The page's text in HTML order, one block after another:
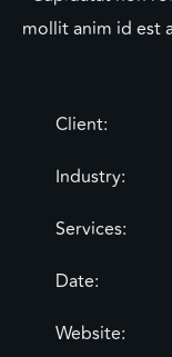
mollit anim id est
Client:
Industry:
Services:
Date:
Website: